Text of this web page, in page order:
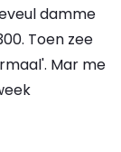
damme
Toen zee
Mar me